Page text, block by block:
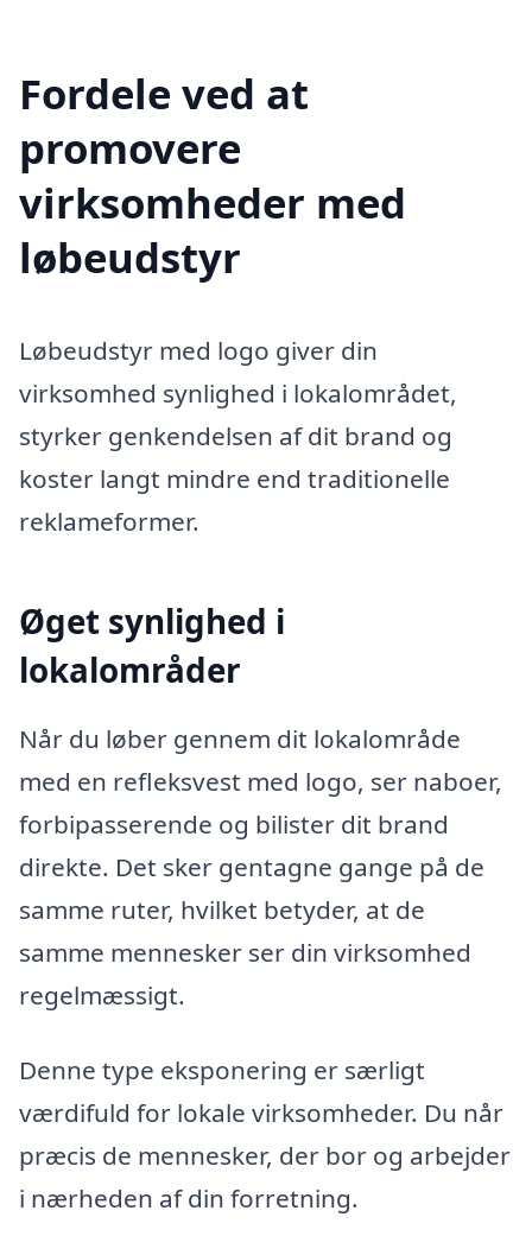
Fordele ved at
promovere
virksomheder med
løbeudstyr
Løbeudstyr med logo giver din
virksomhed synlighed i lokalområdet,
styrker genkendelsen af dit brand og
koster langt mindre end traditionelle
reklameformer.
Øget synlighed i
lokalområder
Når du løber gennem dit lokalområde
med en refleksvest med logo, ser naboer,
forbipasserende og bilister dit brand
direkte. Det sker gentagne gange på de
samme ruter, hvilket betyder, at de
samme mennesker ser din virksomhed
regelmæssigt.
Denne type eksponering er særligt
værdifuld for lokale virksomheder. Du når
præcis de mennesker, der bor og arbejder
i nærheden af din forretning.